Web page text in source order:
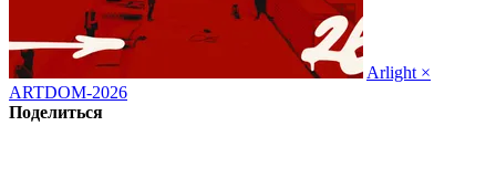
Arlight ×
ARTDOM-2026
Поделиться